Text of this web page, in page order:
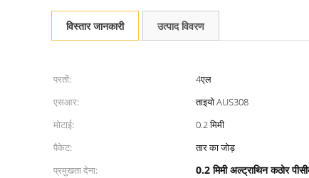
विस्तार जानकारी उत्पाद विवरण
परतों: 4एल
एसआर:
ताइयो AUS308
मोटाई:
0.2 मिमी
पैकेट:
तार का जोड़
प्रमुखता देना:
0.2 मिमी अल्ट्राथिन कठोर